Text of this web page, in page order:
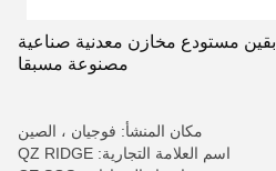
مستودع مخازن معدنية صناعية
مصنوعة مسبقا
مكان المنشأ: فوجيان ، الصين
اسم العلامة التجارية: QZ RIDGE